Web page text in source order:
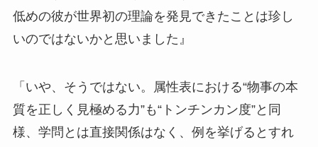
低めの彼が世界初の理論を発見できたことは珍し
いのではないかと思いました』
「いや、そうではない。属性表における“物事の本
質を正しく見極める力”も“トンチンカン度”と同
様、学問とは直接関係はなく、例を挙げるとすれ